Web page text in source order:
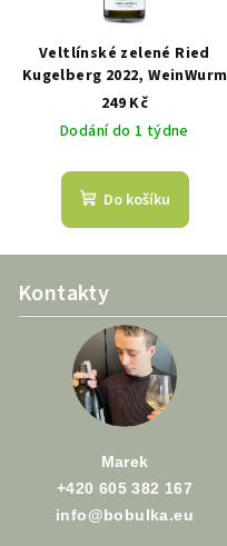
Veltlínské zelené Ried
Kugelberg 2022, WeinWurm
249 Kč
Dodání do 1 týdne
Do košíku
Kontakty
Marek
+420 605 382 167
info@bobulka.eu